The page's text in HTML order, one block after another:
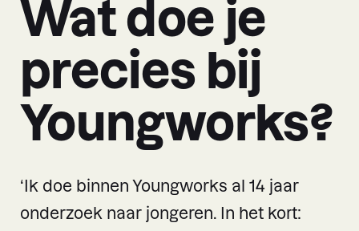
Wat doe je
precies bij
Youngworks?
‘Ik doe binnen Youngworks al 14 jaar
onderzoek naar jongeren. In het kort: